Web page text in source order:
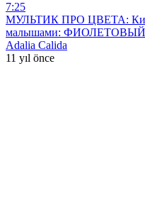
7:25
МУЛЬТИК ПРО ЦВЕТА:
малышами: ФИОЛЕТОВЫЙ
Adalia Calida
11 yıl önce